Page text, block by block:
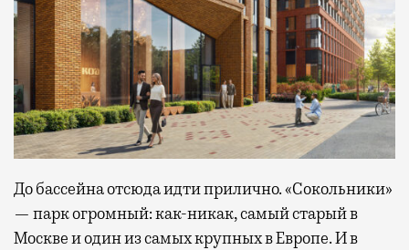
До бассейна отсюда идти прилично. «Сокольники»
— парк огромный: как-никак, самый старый в
Москве и один из самых крупных в Европе. И в